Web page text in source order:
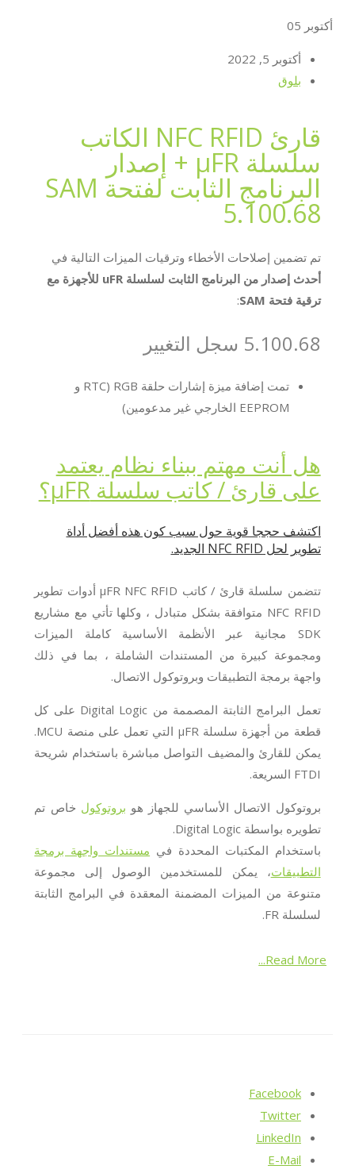
أكتوبر 05
أكتوبر 5, 2022
بلوق
قارئ NFC RFID الكاتب
سلسلة μFR + إصدار
البرنامج الثابت لفتحة SAM
5.100.68
تم تضمين إصلاحات الأخطاء وترقيات الميزات التالية في
أحدث إصدار من البرنامج الثابت لسلسلة uFR للأجهزة مع
ترقية فتحة SAM
:
5.100.68 سجل التغيير
تمت إضافة ميزة إشارات حلقة RGB (RTC و
EEPROM الخارجي غير مدعومين)
هل أنت مهتم ببناء نظام يعتمد
على قارئ / كاتب سلسلة μFR؟
اكتشف حججا قوية حول سبب كون هذه أفضل أداة
تطوير لحل NFC RFID الجديد.
تتضمن سلسلة قارئ / كاتب μFR NFC RFID أدوات تطوير
NFC RFID متوافقة بشكل متبادل ، وكلها تأتي مع مشاريع
SDK مجانية عبر الأنظمة الأساسية كاملة الميزات
ومجموعة كبيرة من المستندات الشاملة ، بما في ذلك
واجهة برمجة التطبيقات وبروتوكول الاتصال.
تعمل البرامج الثابتة المصممة من Digital Logic على كل
قطعة من أجهزة سلسلة μFR التي تعمل على منصة MCU.
يمكن للقارئ والمضيف التواصل مباشرة باستخدام شريحة
FTDI السريعة.
بروتوكول الاتصال الأساسي للجهاز هو بروتوكول خاص تم
تطويره بواسطة Digital Logic.
باستخدام المكتبات المحددة في مستندات واجهة برمجة
التطبيقات، يمكن للمستخدمين الوصول إلى مجموعة
متنوعة من الميزات المضمنة المعقدة في البرامج الثابتة
لسلسلة FR.
Read More...
Facebook
Twitter
LinkedIn
E-Mail